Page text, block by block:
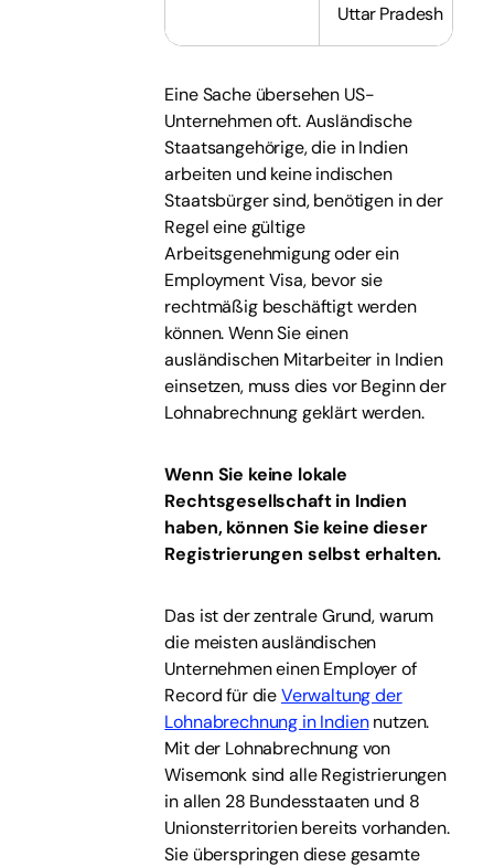
Uttar Pradesh
Eine Sache übersehen US-
Unternehmen oft. Ausländische
Staatsangehörige, die in Indien
arbeiten und keine indischen
Staatsbürger sind, benötigen in der
Regel eine gültige
Arbeitsgenehmigung oder ein
Employment Visa, bevor sie
rechtmäßig beschäftigt werden
können. Wenn Sie einen
ausländischen Mitarbeiter in Indien
einsetzen, muss dies vor Beginn der
Lohnabrechnung geklärt werden.
Wenn Sie keine lokale
Rechtsgesellschaft in Indien
haben, können Sie keine dieser
Registrierungen selbst erhalten.
Das ist der zentrale Grund, warum
die meisten ausländischen
Unternehmen einen Employer of
Record für dieVerwaltung der
Lohnabrechnung in Indiennutzen.
Mit der Lohnabrechnung von
Wisemonk sind alle Registrierungen
in allen 28 Bundesstaaten und 8
Unionsterritorien bereits vorhanden.
Sie überspringen diese gesamte